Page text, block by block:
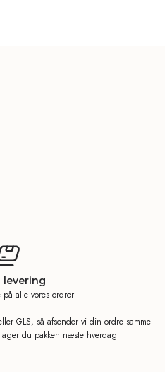
levering
alle vores ordrer
GLS, så afsender vi din ordre samme
du pakken næste hverdag